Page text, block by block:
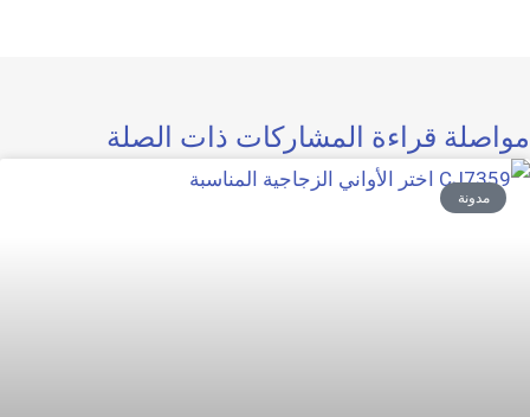
مواصلة قراءة المشاركات ذات الصلة
مدونة